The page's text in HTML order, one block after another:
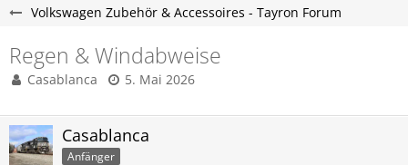
Volkswagen Zubehör & Accessoires - Tayron Forum
Regen & Windabweise
Casablanca 5. Mai 2026
Casablanca
Anfänger